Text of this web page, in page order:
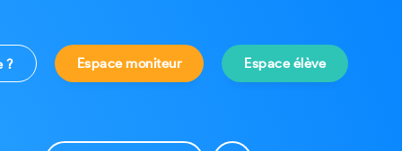
? Espace moniteur Espace élève